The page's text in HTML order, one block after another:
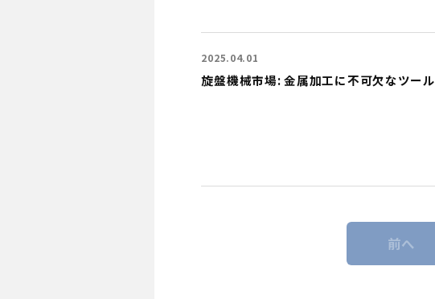
旋盤機械市場: 金属加工に不可欠なツール
2025.04.01
前へ